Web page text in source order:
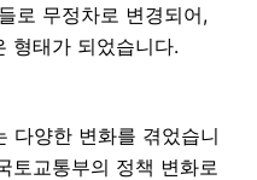
로 무정차로 변경되어,
형태가 되었습니다.
다양한 변화를 겪었습니
토교통부의 정책 변화로